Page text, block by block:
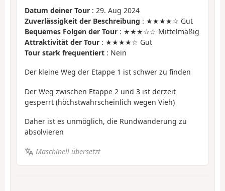
Datum deiner Tour : 29. Aug 2024
Zuverlässigkeit der Beschreibung : ★★★★☆ Gut
Bequemes Folgen der Tour : ★★★☆☆ Mittelmäßig
Attraktivität der Tour : ★★★★☆ Gut
Tour stark frequentiert : Nein
Der kleine Weg der Etappe 1 ist schwer zu finden
Der Weg zwischen Etappe 2 und 3 ist derzeit
gesperrt (höchstwahrscheinlich wegen Vieh)
Daher ist es unmöglich, die Rundwanderung zu
absolvieren
Maschinell übersetzt